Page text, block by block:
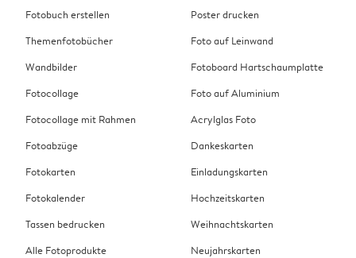
Fotobuch erstellen
Themenfotobücher
Wandbilder
Fotocollage
Fotocollage mit Rahmen
Fotoabzüge
Fotokarten
Fotokalender
Tassen bedrucken
Alle Fotoprodukte
Poster drucken
Foto auf Leinwand
Fotoboard Hartschaumplatte
Foto auf Aluminium
Acrylglas Foto
Dankeskarten
Einladungskarten
Hochzeitskarten
Weihnachtskarten
Neujahrskarten